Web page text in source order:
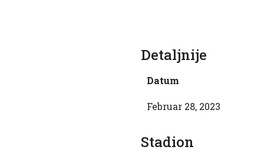
Detaljnije
Datum
Februar 28, 2023
Stadion